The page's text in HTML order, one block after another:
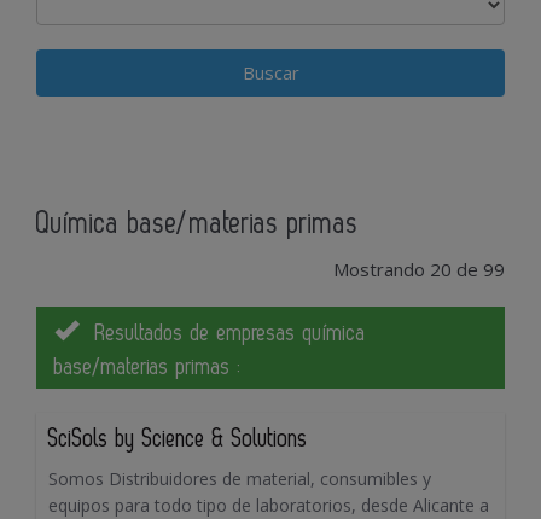
Química base/materias primas
Mostrando 20 de 99
Resultados de empresas química
base/materias primas :
SciSols by Science & Solutions
Somos Distribuidores de material, consumibles y
equipos para todo tipo de laboratorios, desde Alicante a